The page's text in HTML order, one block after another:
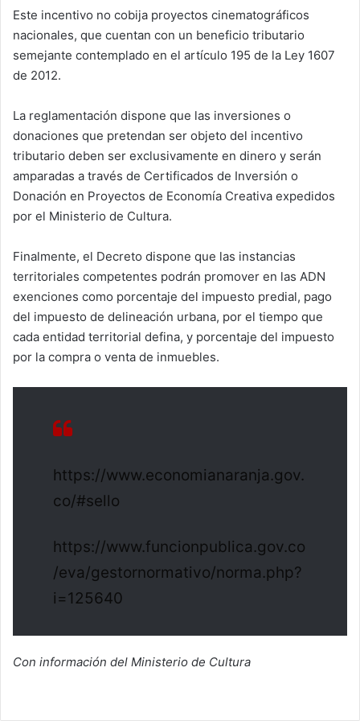
Este incentivo no cobija proyectos cinematográficos
nacionales, que cuentan con un beneficio tributario
semejante contemplado en el artículo 195 de la Ley 1607
de 2012.
La reglamentación dispone que las inversiones o
donaciones que pretendan ser objeto del incentivo
tributario deben ser exclusivamente en dinero y serán
amparadas a través de Certificados de Inversión o
Donación en Proyectos de Economía Creativa expedidos
por el Ministerio de Cultura.
Finalmente, el Decreto dispone que las instancias
territoriales competentes podrán promover en las ADN
exenciones como porcentaje del impuesto predial, pago
del impuesto de delineación urbana, por el tiempo que
cada entidad territorial defina, y porcentaje del impuesto
por la compra o venta de inmuebles.
https://www.economianaranja.gov.
co/#sello
https://www.funcionpublica.gov.co
/eva/gestornormativo/norma.php?
i=125640
Con información del Ministerio de Cultura